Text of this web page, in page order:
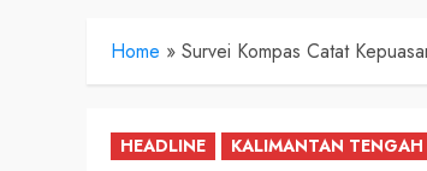
Home » Survei Kompas Catat
HEADLINE KALIMANTAN TENGAH